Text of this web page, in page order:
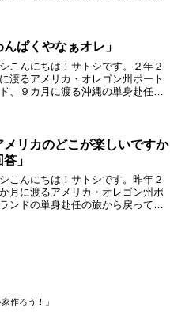
東京品川区南大井で不動...
んぱくやなぁオレ」
こんにちは！サトシです。２年２
渡るアメリカ・オレゴン州ポート
、９カ月に渡る沖縄の単身赴任の
区南大井で不動産を主...
メリカのどこが楽しいですか
」
こんにちは！サトシです。昨年２
月に渡るアメリカ・オレゴン州ポ
ンドの単身赴任の旅から戻ってき
家作ろう！」